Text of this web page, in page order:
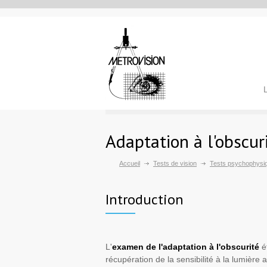
Adaptation à
Accueil Tests de vision Tests
Introduction
L'examen de l'adaptation à l'obscurité
récupération de la sensibilité à la lumière